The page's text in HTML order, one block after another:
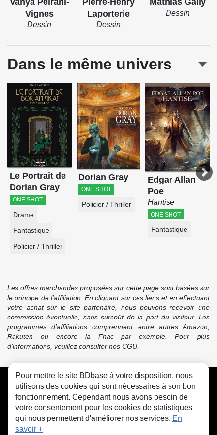
Vanya Peirani-
Vignes
Dessin
Pierre-Henry
Laporterie
Dessin
Mathias Gally
Dessin
Dans le même univers
Le Portrait de
Dorian Gray
ONE SHOT
Drame
Fantastique
Policier / Thriller
Dorian Gray
ONE SHOT
Policier / Thriller
Edgar Allan
Poe
Hantise
ONE SHOT
Fantastique
Les offres marchandes proposées sur cette page sont basées sur
le principe de l'affiliation. En cliquant sur ces liens et en effectuant
votre achat sur le site partenaire, nous pouvons recevoir une
commission éventuelle, sans surcoût de la part du visiteur. Les
programmes d’affiliations comprennent entre autres Amazon,
Rakuten ou encore la Fnac par exemple. Pour plus
d’informations, veuillez consulter nos CGU.
CGU FAQ Contact Cookies
Pour mettre le site BDbase à votre disposition, nous
utilisons des cookies qui sont nécessaires à son bon
fonctionnement. Cependant nous avons besoin de
votre consentement pour les cookies de statistiques
qui nous permettent d'améliorer nos services. En
savoir +